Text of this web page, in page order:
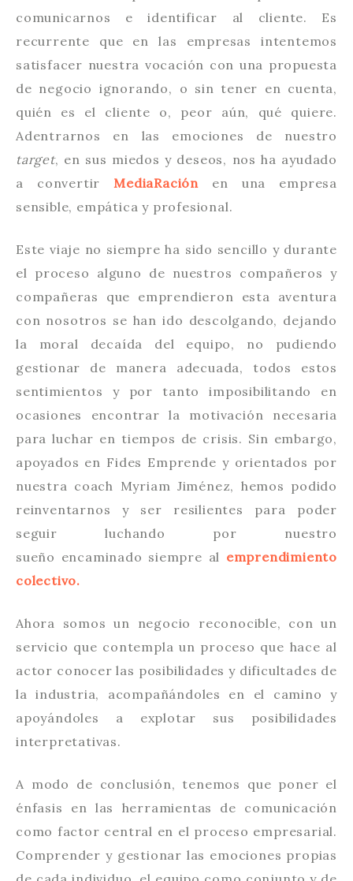
comunicarnos e identificar al cliente. Es
recurrente que en las empresas intentemos
satisfacer nuestra vocación con una propuesta
de negocio ignorando, o sin tener en cuenta,
quién es el cliente o, peor aún, qué quiere.
Adentrarnos en las emociones de nuestro
target, en sus miedos y deseos, nos ha ayudado
a convertirMediaRación en una empresa
sensible, empática y profesional.
Este viaje no siempre ha sido sencillo y durante
el proceso alguno de nuestros compañeros y
compañeras que emprendieron esta aventura
con nosotros se han ido descolgando, dejando
la moral decaída del equipo, no pudiendo
gestionar de manera adecuada, todos estos
sentimientos y por tanto imposibilitando en
ocasiones encontrar la motivación necesaria
para luchar en tiempos de crisis. Sin embargo,
apoyados en Fides Emprende y orientados por
nuestra coach Myriam Jiménez, hemos podido
reinventarnos y ser resilientes para poder
seguir luchando por nuestro
sueño encaminado siempre al emprendimiento
colectivo.
Ahora somos un negocio reconocible, con un
servicio que contempla un proceso que hace al
actor conocer las posibilidades y dificultades de
la industria, acompañándoles en el camino y
apoyándoles a explotar sus posibilidades
interpretativas.
A modo de conclusión, tenemos que poner el
énfasis en las herramientas de comunicación
como factor central en el proceso empresarial.
Comprender y gestionar las emociones propias